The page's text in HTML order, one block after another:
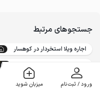
ورود / ثبت‌نام میزبان شوید
OpenStreetMap
جستجوهای مرتبط
اجاره ویلا استخردار در کوهسار